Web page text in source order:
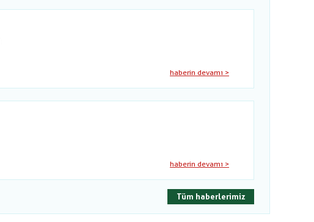
haberin devamı >
haberin devamı >
Tüm haberlerimiz